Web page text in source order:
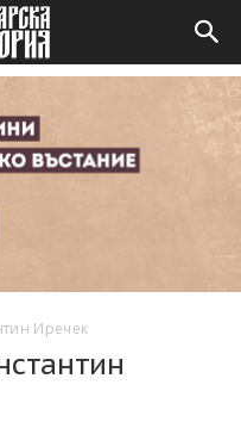
Иречек